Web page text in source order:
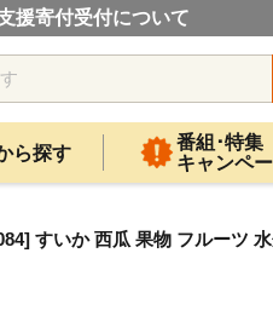
援寄付受付について
ら探す
番組･特集
キャンペ
すいか 西瓜 果物 フルーツ